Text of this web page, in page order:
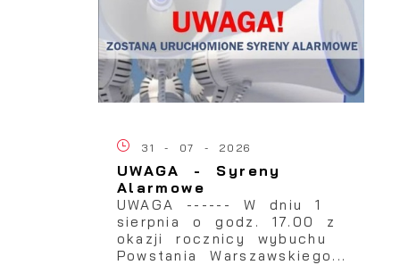
31 - 07 - 2026
UWAGA - Syreny
Alarmowe
UWAGA ------ W dniu 1
sierpnia o godz. 17.00 z
okazji rocznicy wybuchu
Powstania Warszawskiego...